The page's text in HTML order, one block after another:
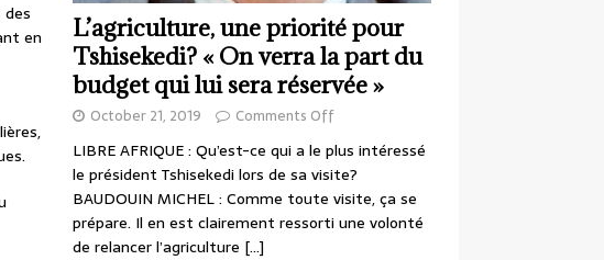
en
L’agriculture, une priorité pour
Tshisekedi? « On verra la part du
budget qui lui sera réservée »
October 21, 2019 Comments Off
LIBRE AFRIQUE : Qu’est-ce qui a le plus intéressé
le président Tshisekedi lors de sa visite?
BAUDOUIN MICHEL : Comme toute visite, ça se
prépare. Il en est clairement ressorti une volonté
de relancer l’agriculture […]